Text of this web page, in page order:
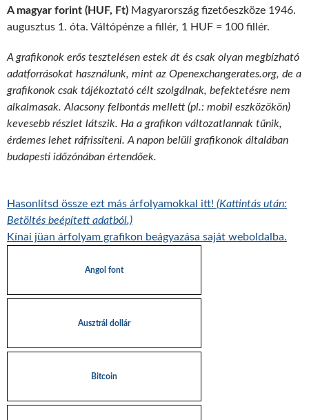
A magyar forint (HUF, Ft) Magyarország fizetőeszköze 1946.
augusztus 1. óta. Váltópénze a fillér, 1 HUF = 100 fillér.
A grafikonok erős tesztelésen estek át és csak olyan megbízható
adatforrásokat használunk, mint az Openexchangerates.org, de a
grafikonok csak tájékoztató célt szolgálnak, befektetésre nem
alkalmasak. Alacsony felbontás mellett (pl.: mobil eszközökön)
kevesebb részlet látszik. Ha a grafikon változatlannak tűnik,
érdemes lehet ráfrissíteni. A napon belüli grafikonok általában
budapesti időzónában értendőek.
Hasonlítsd össze ezt más árfolyamokkal itt! (Kattintás után:
Betöltés beépített adatból.)
Kínai jüan árfolyam grafikon beágyazása saját weboldalba.
Angol font
Ausztrál dollár
Bitcoin